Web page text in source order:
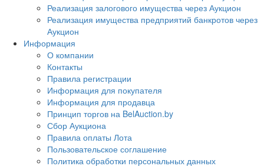
Реализация залогового имущества через Аукцион
Реализация имущества предприятий банкротов через
Аукцион
Информация
О компании
Контакты
Правила регистрации
Информация для покупателя
Информация для продавца
Принцип торгов на BelAuction.by
Сбор Аукциона
Правила оплаты Лота
Пользовательское соглашение
Политика обработки персональных данных